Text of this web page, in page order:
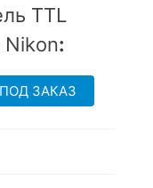
TTL
Nikon:
ЗАКАЗ